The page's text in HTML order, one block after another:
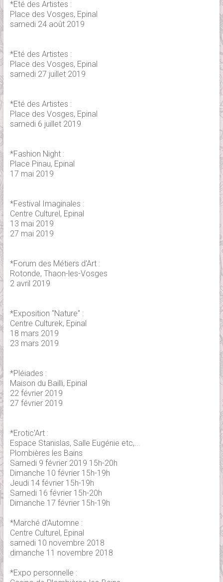
*Eté des Artistes :
Place des Vosges, Epinal
samedi 24 août 2019
*Eté des Artistes :
Place des Vosges, Epinal
samedi 27 juillet 2019
*Eté des Artistes :
Place des Vosges, Epinal
samedi 6 juillet 2019
*Fashion Night :
Place Pinau, Epinal
17 mai 2019
*Festival Imaginales :
Centre Culturel, Epinal
13 mai 2019
27 mai 2019
*Forum des Métiers d'Art :
Rotonde, Thaon-les-Vosges
2 avril 2019
*Exposition "Nature" :
Centre Culturek, Epinal
18 mars 2019
23 mars 2019
*Pléiades :
Maison du Bailli, Epinal
22 février 2019
27 février 2019
*Erotic'Art :
Espace Stanislas, Salle Eugénie etc,...
Plombières les Bains
Samedi 9 février 2019 15h-20h
Dimanche 10 février 15h-19h
Jeudi 14 février 15h-19h
Samedi 16 février 15h-20h
Dimanche 17 février 15h-19h
*Marché d'Automne :
Centre Culturel, Epinal
samedi 10 novembre 2018
dimanche 11 novembre 2018
*Expo personnelle :